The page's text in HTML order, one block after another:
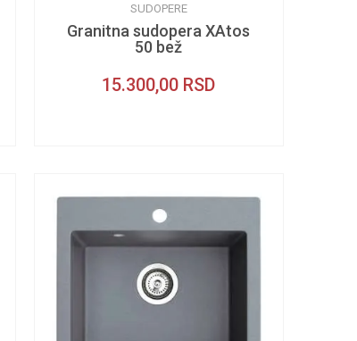
SUDOPERE
Granitna sudopera XAtos
50 bež
15.300,00 RSD